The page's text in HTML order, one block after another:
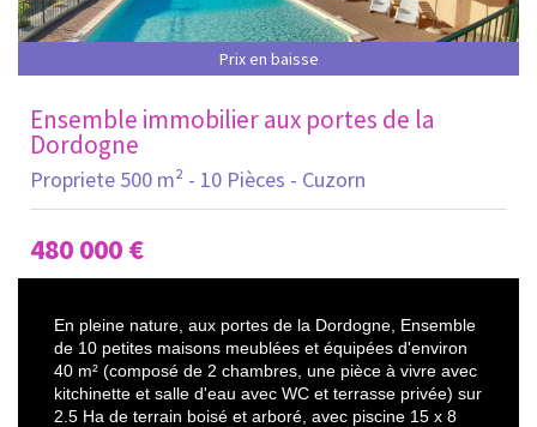
Prix en baisse
Ensemble immobilier aux portes de la
Dordogne
Propriete 500 m² - 10 Pièces - Cuzorn
480 000 €
En pleine nature, aux portes de la Dordogne, Ensemble
de 10 petites maisons meublées et équipées d'environ
40 m² (composé de 2 chambres, une pièce à vivre avec
kitchinette et salle d'eau avec WC et terrasse privée) sur
2.5 Ha de terrain boisé et arboré, avec piscine 15 x 8